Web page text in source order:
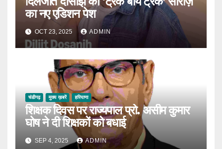
का नए एडिशन पेश
OCT 23, 2025 ADMIN
चंडीगढ़ मुख्य ख़बरें हरियाणा
शिक्षक दिवस पर राज्यपाल प्रो. असीम कुमार
घोष ने दी शिक्षकों को बधाई
SEP 4, 2025 ADMIN